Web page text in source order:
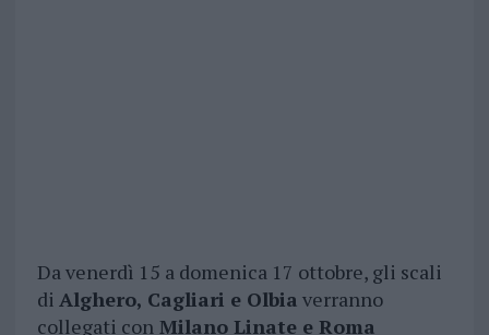
Da venerdì 15 a domenica 17 ottobre, gli scali
di Alghero, Cagliari e Olbia verranno
collegati conMilano Linate e Roma